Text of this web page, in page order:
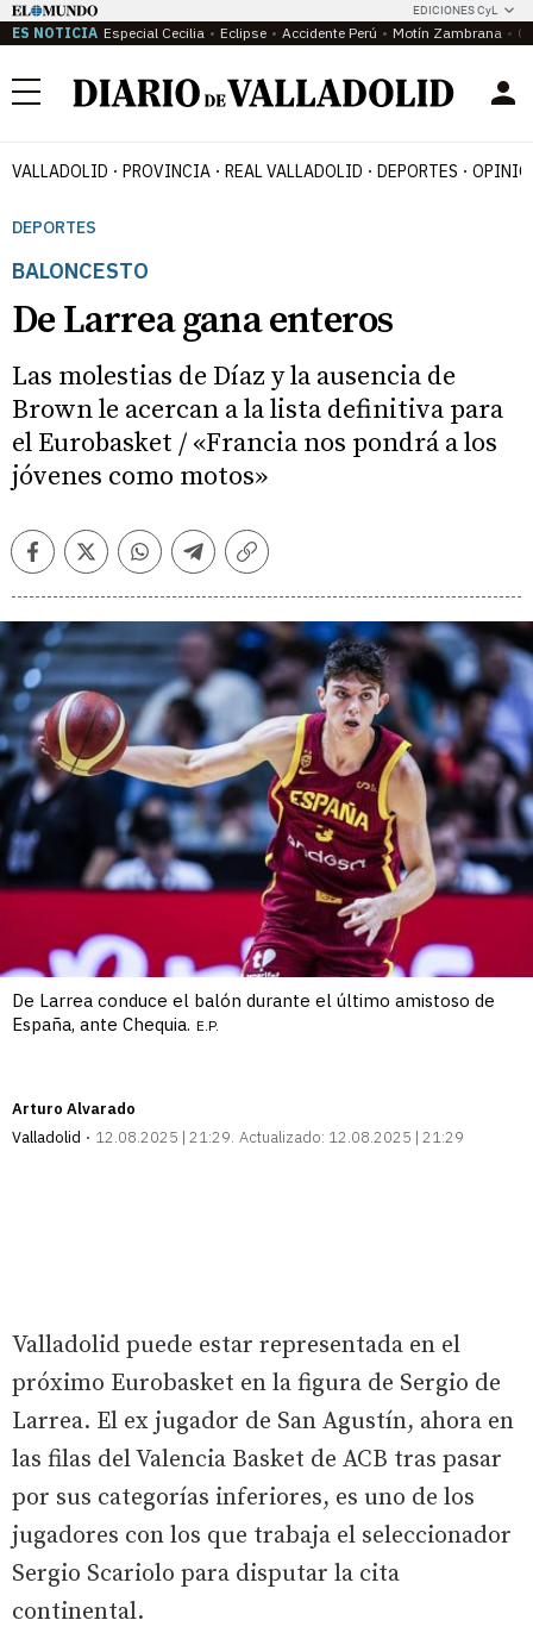
EDICIONES CyL
ES NOTICIA Especial Cecilia Eclipse Accidente Perú Motín Zambrana
Menú
VALLADOLID PROVINCIA REAL VALLADOLID DEPORTES
DEPORTES
BALONCESTO
De Larrea gana enteros
Las molestias de Díaz y la ausencia de
Brown le acercan a la lista definitiva para
el Eurobasket / «Francia nos pondrá a los
jóvenes como motos»
FacebookTwitterWhatsappTelegramCopiar
De Larrea conduce el balón durante el último amistoso de
España, ante Chequia. E.P.
Arturo Alvarado
Valladolid
12.08.2025 | 21:29 Actualizado: 12.08.2025 | 21:29
Valladolid puede estar representada en el
próximo Eurobasket en la figura de Sergio de
Larrea. El ex jugador de San Agustín, ahora en
las filas del Valencia Basket de ACB tras pasar
por sus categorías inferiores, es uno de los
jugadores con los que trabaja el seleccionador
Sergio Scariolo para disputar la cita
continental.